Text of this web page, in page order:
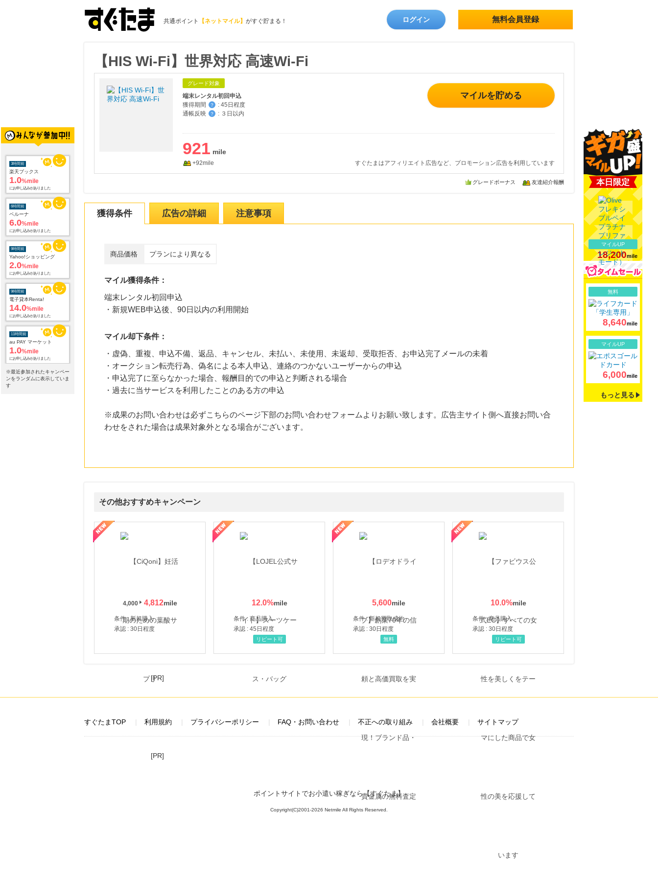
共通ポイント 【ネットマイル】 がすぐ貯まる！ ログイン 無料会員登録
3時間前
楽天ブックス
1.0%mile
にお申し込みがありました
6時間前
ベルーナ
6.0%mile
にお申し込みがありました
9時間前
Yahoo!ショッピング
2.0%mile
にお申し込みがありました
9時間前
電子貸本Renta!
14.0%mile
にお申し込みがありました
11時間前
au PAY マーケット
1.0%mile
にお申し込みがありました
12時間前
※最近参加されたキャンペー
ンをランダムに表示していま
す
【HIS Wi-Fi】世界対応 高速Wi-Fi
グレード対象
端末レンタル初回申込
獲得期間
？ : 45日程度
通帳反映
？ : ３日以内
マイルを貯める
921
+92mile すぐたまはアフィリエイト広告など、プロモーション広告を利用しています
グレードボーナス 友達紹介報酬
獲得条件 広告の詳細 注意事項
商品価格 プランにより異なる
マイル獲得条件：
端末レンタル初回申込
・新規WEB申込後、90日以内の利用開始
マイル却下条件：
・虚偽、重複、申込不備、返品、キャンセル、未払い、未使用、未返却、受取拒否、お申込完了メールの未着
・オークション転売行為、偽名による本人申込、連絡のつかないユーザーからの申込
・申込完了に至らなかった場合、報酬目的での申込と判断される場合
・過去に当サービスを利用したことのある方の申込
※成果のお問い合わせは必ずこちらのページ下部のお問い合わせフォームよりお願い致します。広告主サイト側へ直接お問い合
わせをされた場合は成果対象外となる場合がございます。
その他おすすめキャンペーン
4,000 4,812
条件 : 新規購入
承認 : 30日程度
12.0%
条件 : 商品購入
承認 : 45日程度
リピート可
5,600
条件 : 新規買取成約
承認 : 30日程度
【ロデオドライブ】創業70年の信頼と高価買取を実現！ブランド品・貴金属の無料査定
無料
10.0%
条件 : 商品購入
承認 : 30日程度
【ファビウス公式EC】すべての女性を美しくをテーマにした商品で女性の美を応援しています
リピート可
本日限定
マイルUP
18,200mile
無料
8,640mile
マイルUP
6,000mile
もっと見る
[PR]
すぐたまTOP 利用規約 プライバシーポリシー FAQ・お問い合わせ 不正への取り組み 会社概要 サイトマップ
[PR]
ポイントサイトでお小遣い稼ぎなら【すぐたま】
Copyright(C)2001-2026 Netmile All Rights Reserved.